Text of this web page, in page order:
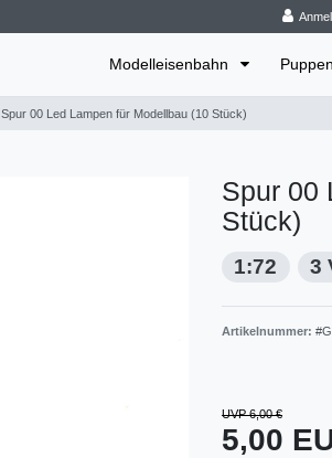
Modelleisenbahn
Spur 00 Led Lampen für Modellbau (10 Stück)
Spur 00
Stück)
1:72 3
Artikelnummer:
UVP 6,00 €
5,00